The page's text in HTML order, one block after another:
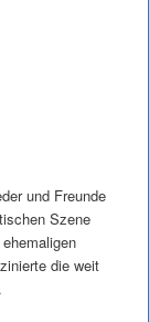
und Freunde
Szene
die weit